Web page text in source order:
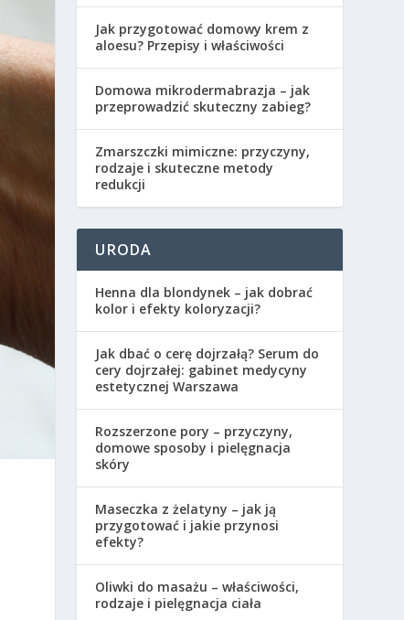
Jak przygotować domowy krem z
aloesu? Przepisy i właściwości
Domowa mikrodermabrazja – jak
przeprowadzić skuteczny zabieg?
Zmarszczki mimiczne: przyczyny,
rodzaje i skuteczne metody
redukcji
URODA
Henna dla blondynek – jak dobrać
kolor i efekty koloryzacji?
Jak dbać o cerę dojrzałą? Serum do
cery dojrzałej: gabinet medycyny
estetycznej Warszawa
Rozszerzone pory – przyczyny,
domowe sposoby i pielęgnacja
skóry
Maseczka z żelatyny – jak ją
przygotować i jakie przynosi
efekty?
Oliwki do masażu – właściwości,
rodzaje i pielęgnacja ciała